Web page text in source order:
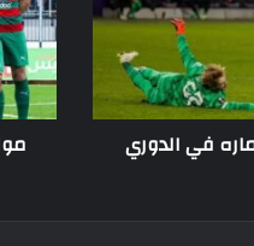
في الدوري
البطولة
الوطنية
للمرة
الثامنة